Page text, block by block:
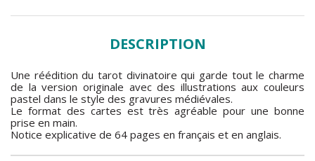
DESCRIPTION
Une réédition du tarot divinatoire qui garde tout le charme
de la version originale avec des illustrations aux couleurs
pastel dans le style des gravures médiévales.
Le format des cartes est très agréable pour une bonne
prise en main.
Notice explicative de 64 pages en français et en anglais.